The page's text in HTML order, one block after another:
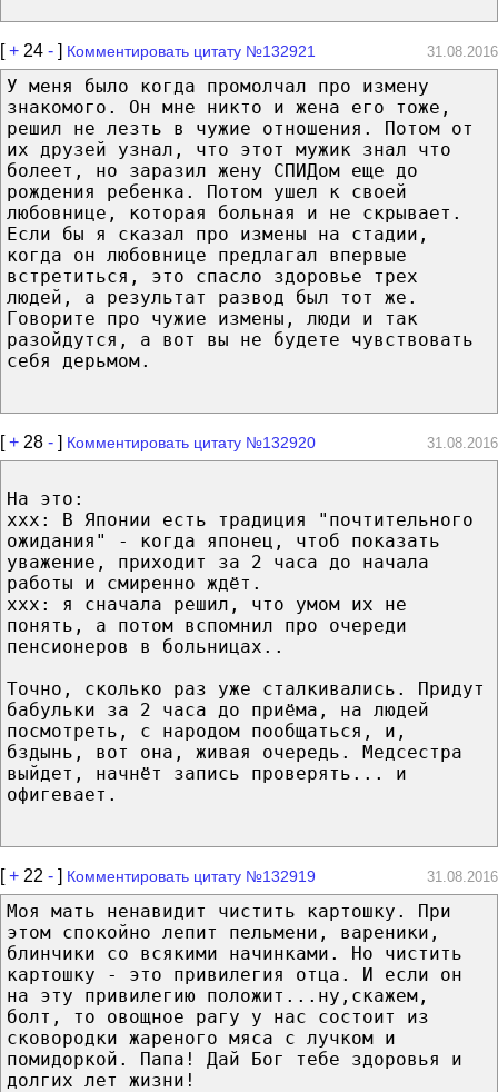
[+ 24 - ] Комментировать цитату №132921 31.08.2016
У меня было когда промолчал про измену
знакомого. Он мне никто и жена его тоже,
решил не лезть в чужие отношения. Потом от
их друзей узнал, что этот мужик знал что
болеет, но заразил жену СПИДом еще до
рождения ребенка. Потом ушел к своей
любовнице, которая больная и не скрывает.
Если бы я сказал про измены на стадии,
когда он любовнице предлагал впервые
встретиться, это спасло здоровье трех
людей, а результат развод был тот же.
Говорите про чужие измены, люди и так
разойдутся, а вот вы не будете чувствовать
себя дерьмом.
[+ 28 - ] Комментировать цитату №132920 31.08.2016
На это:
xxx: В Японии есть традиция "почтительного
ожидания" - когда японец, чтоб показать
уважение, приходит за 2 часа до начала
работы и смиренно ждёт.
xxx: я сначала решил, что умом их не
понять, а потом вспомнил про очереди
пенсионеров в больницах..
Точно, сколько раз уже сталкивались. Придут
бабульки за 2 часа до приёма, на людей
посмотреть, с народом пообщаться, и,
бздынь, вот она, живая очередь. Медсестра
выйдет, начнёт запись проверять... и
офигевает.
[+ 22 - ] Комментировать цитату №132919 31.08.2016
Моя мать ненавидит чистить картошку. При
этом спокойно лепит пельмени, вареники,
блинчики со всякими начинками. Но чистить
картошку - это привилегия отца. И если он
на эту привилегию положит...ну,скажем,
болт, то овощное рагу у нас состоит из
сковородки жареного мяса с лучком и
помидоркой. Папа! Дай Бог тебе здоровья и
долгих лет жизни!